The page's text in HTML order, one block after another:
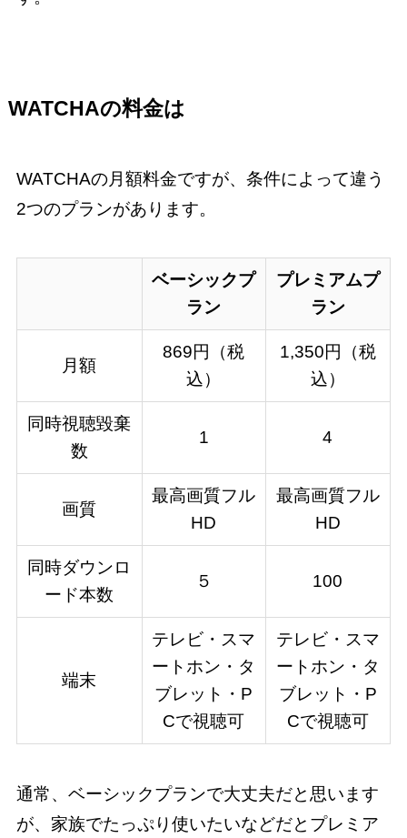
WATCHAの料金は
WATCHAの月額料金ですが、条件によって違う
2つのプランがあります。
ベーシックプ
ラン
プレミアムプ
ラン
月額
869円（税
込）
1,350円（税
込）
同時視聴毀棄
数
1 4
画質
最高画質フル
HD
最高画質フル
HD
同時ダウンロ
ード本数
５ 100
端末
テレビ・スマ
ートホン・タ
ブレット・P
Cで視聴可
テレビ・スマ
ートホン・タ
ブレット・P
Cで視聴可
通常、ベーシックプランで大丈夫だと思います
が、家族でたっぷり使いたいなどだとプレミア